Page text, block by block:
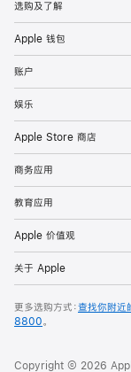
选购及了解
Apple 钱包
账户
娱乐
Apple Store 商店
商务应用
教育应用
Apple 价值观
关于 Apple
更多选购方式：查找你附
8800。
Copyright © 2026